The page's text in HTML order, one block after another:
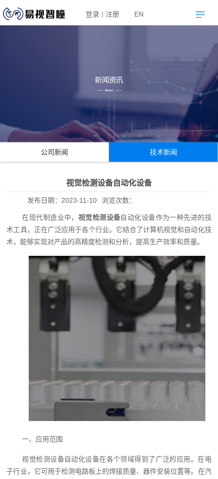
登录 注册 EN
公司新闻 技术新闻
视觉检测设备自动化设备
发布日期： 2023-11-10 浏览次数：
在现代制造业中， 视觉检测设备自动化设备作为一种先进的技
术工具，正在广泛应用于各个行业。它结合了计算机视觉和自动化技
术，能够实现对产品的高精度检测和分析，提高生产效率和质量。
一、应用范围
视觉检测设备自动化设备在各个领域得到了广泛的应用。在电
子行业，它可用于检测电路板上的焊接质量、器件安装位置等。在汽